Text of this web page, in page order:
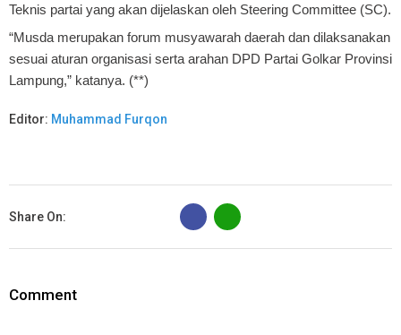
Teknis partai yang akan dijelaskan oleh Steering Committee (SC).
“Musda merupakan forum musyawarah daerah dan dilaksanakan
sesuai aturan organisasi serta arahan DPD Partai Golkar Provinsi
Lampung,” katanya. (**)
Editor: Muhammad Furqon
Share On:
B
Comment